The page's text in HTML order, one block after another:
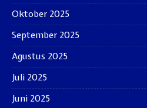
Oktober 2025
September 2025
Agustus 2025
Juli 2025
Juni 2025